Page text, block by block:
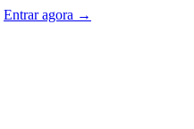
Entrar agora →